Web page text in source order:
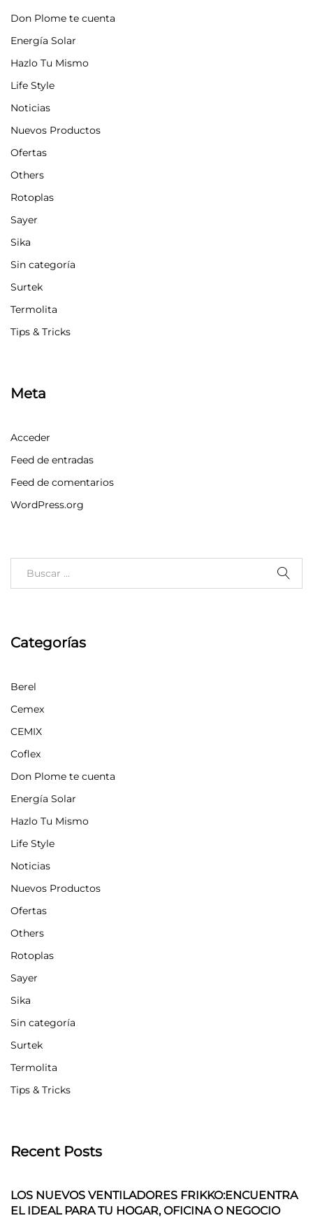
Don Plome te cuenta
Energía Solar
Hazlo Tu Mismo
Life Style
Noticias
Nuevos Productos
Ofertas
Others
Rotoplas
Sayer
Sika
Sin categoría
Surtek
Termolita
Tips & Tricks
Meta
Acceder
Feed de entradas
Feed de comentarios
WordPress.org
Categorías
Berel
Cemex
CEMIX
Coflex
Don Plome te cuenta
Energía Solar
Hazlo Tu Mismo
Life Style
Noticias
Nuevos Productos
Ofertas
Others
Rotoplas
Sayer
Sika
Sin categoría
Surtek
Termolita
Tips & Tricks
Recent Posts
LOS NUEVOS VENTILADORES FRIKKO:ENCUENTRA
EL IDEAL PARA TU HOGAR, OFICINA O NEGOCIO